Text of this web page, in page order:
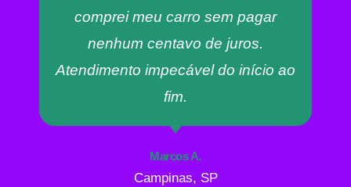
comprei meu carro sem pagar
nenhum centavo de juros.
Atendimento impecável do início ao
fim.
Marcos A.
Campinas, SP